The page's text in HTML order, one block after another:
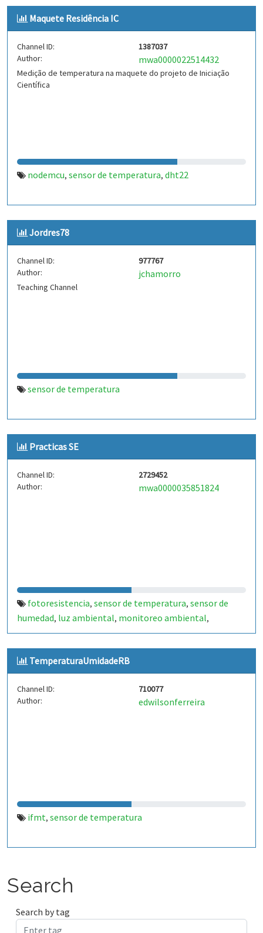
Maquete Residência IC
Channel ID:
1387037
Author:
mwa0000022514432
Medição de temperatura na maquete do projeto de Iniciação
Científica
nodemcu, sensor de temperatura, dht22
Jordres78
Channel ID:
977767
Author:
jchamorro
Teaching Channel
sensor de temperatura
Practicas SE
Channel ID:
2729452
Author:
mwa0000035851824
fotoresistencia, sensor de temperatura, sensor de
humedad, luz ambiental, monitoreo ambiental,
sensores iot,datos de sensores,temperatura y humedad,
intensidad de luz
TemperaturaUmidadeRB
Channel ID:
710077
Author:
edwilsonferreira
ifmt, sensor de temperatura
Search
Search by tag